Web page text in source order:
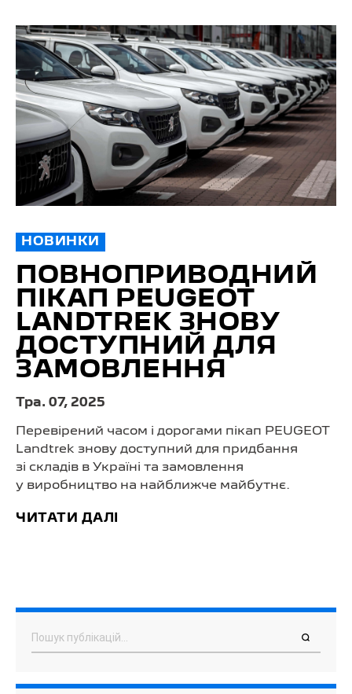
НОВИНКИ
ПОВНО­ПРИВОДНИЙ
ПІКАП PEUGEOT
LANDTREK ЗНОВУ
ДОСТУПНИЙ ДЛЯ
ЗАМОВЛЕННЯ
Тра. 07, 2025
Перевірений часом і дорогами пікап PEUGEOT
Landtrek знову доступний для придбання
зі складів в Україні та замовлення
у виробництво на найближче майбутнє.
ЧИТАТИ ДАЛІ